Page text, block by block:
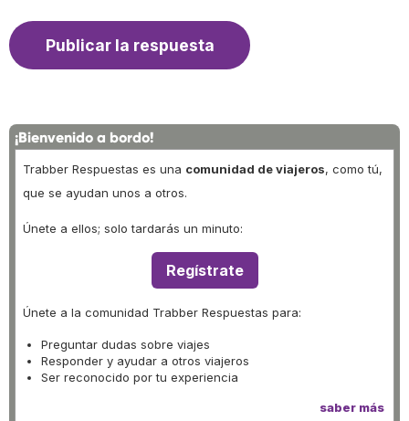
¡Bienvenido a bordo!
Trabber Respuestas es una comunidad de viajeros, como tú,
que se ayudan unos a otros.
Únete a ellos; solo tardarás un minuto:
Regístrate
Únete a la comunidad Trabber Respuestas para:
Preguntar dudas sobre viajes
Responder y ayudar a otros viajeros
Ser reconocido por tu experiencia
saber más